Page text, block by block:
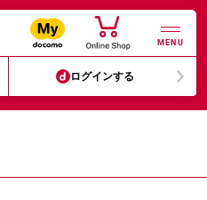
MENU
ログインする